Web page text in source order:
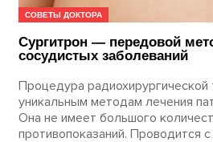
СОВЕТЫ ДОКТОРА
Сургитрон — передовой
сосудистых заболеваний
Процедура радиохирургической
уникальным методам лечения
Она не имеет большого
противопоказаний. Проводится